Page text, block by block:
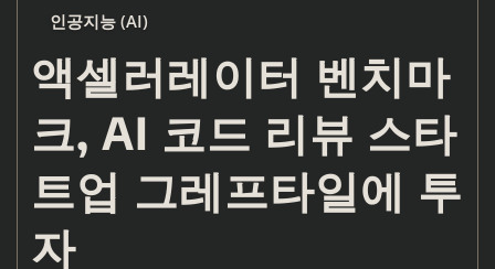
인공지능 (AI)
액셀러레이터 벤치마
크, AI 코드 리뷰 스타
트업 그레프타일에 투
자